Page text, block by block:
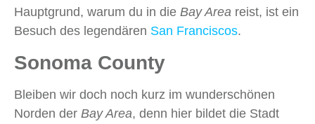
Hauptgrund, warum du in die Bay Area reist, ist ein
Besuch des legendären San Franciscos.
Sonoma County
Bleiben wir doch noch kurz im wunderschönen
Norden der Bay Area, denn hier bildet die Stadt